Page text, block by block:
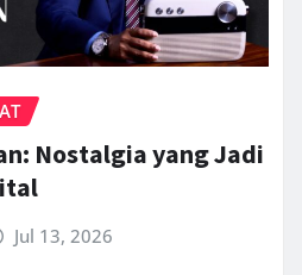
Nostalgia yang Jadi
Jul 13, 2026